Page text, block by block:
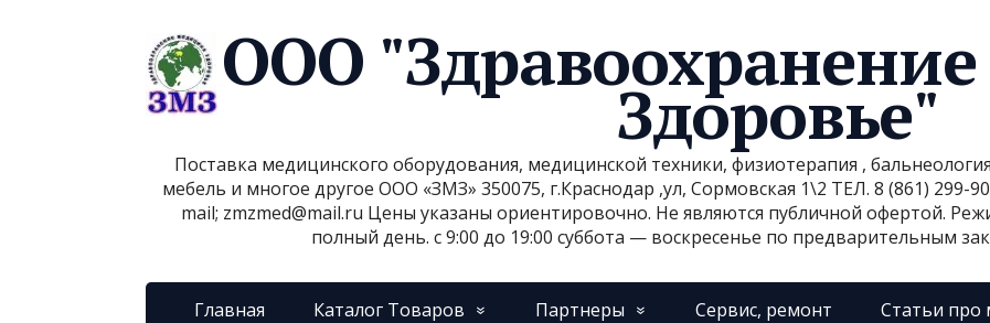
ООО
Здоровье"
Поставка медицинского оборудования, медицинской техники, физиотерапия ,
мебель и многое другое ООО «ЗМЗ» 350075, г.Краснодар ,ул, Сормовская 1\2 ТЕЛ. 8 (861) 299-
mail; zmzmed@mail.ru Цены указаны ориентировочно. Не являются публичной офертой.
полный день. с 9:00 до 19:00 суббота — воскресенье по предварительным
Главная Каталог Товаров Партнеры Сервис, ремонт Статьи про